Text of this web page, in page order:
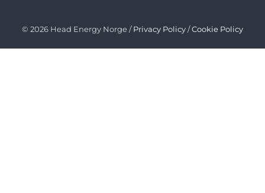
© 2026 Head Energy Norge /Privacy Policy/Cookie Policy